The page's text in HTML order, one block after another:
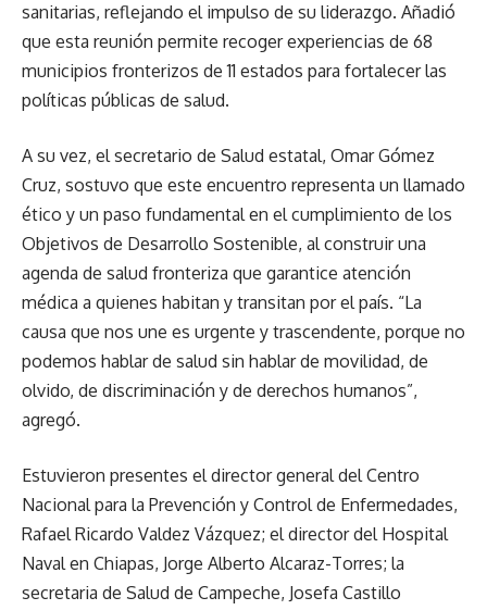
sanitarias, reflejando el impulso de su liderazgo. Añadió
que esta reunión permite recoger experiencias de 68
municipios fronterizos de 11 estados para fortalecer las
políticas públicas de salud.
A su vez, el secretario de Salud estatal, Omar Gómez
Cruz, sostuvo que este encuentro representa un llamado
ético y un paso fundamental en el cumplimiento de los
Objetivos de Desarrollo Sostenible, al construir una
agenda de salud fronteriza que garantice atención
médica a quienes habitan y transitan por el país. “La
causa que nos une es urgente y trascendente, porque no
podemos hablar de salud sin hablar de movilidad, de
olvido, de discriminación y de derechos humanos”,
agregó.
Estuvieron presentes el director general del Centro
Nacional para la Prevención y Control de Enfermedades,
Rafael Ricardo Valdez Vázquez; el director del Hospital
Naval en Chiapas, Jorge Alberto Alcaraz-Torres; la
secretaria de Salud de Campeche, Josefa Castillo